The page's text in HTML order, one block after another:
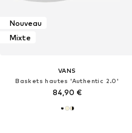
Nouveau
Mixte
VANS
Baskets hautes 'Authentic 2.0'
84,90 €